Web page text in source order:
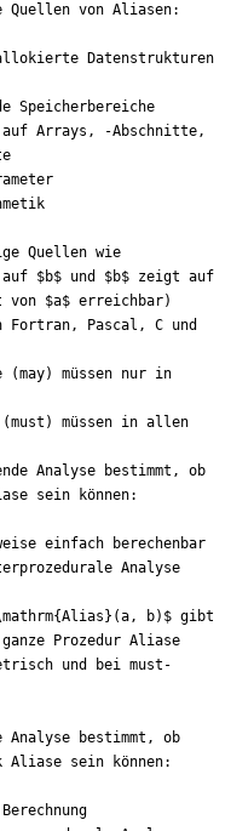
auf Arrays, -Abschnitte,
Quellen wie
$b$ und $b$
von $a$
Fortran, Pascal, C und
(may) müssen nur in
müssen in allen
Analyse bestimmt, ob
Analyse
{Alias } (a, b) $ gibt
Prozedur Aliase
und bei must-
bestimmt, ob